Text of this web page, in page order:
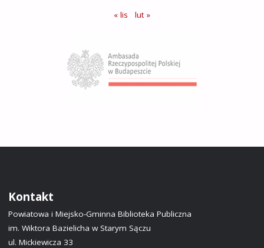
« lis lut »
Kontakt
Powiatowa i Miejsko-Gminna Biblioteka Publiczna
im. Wiktora Bazielicha w Starym Sączu
ul. Mickiewicza 33